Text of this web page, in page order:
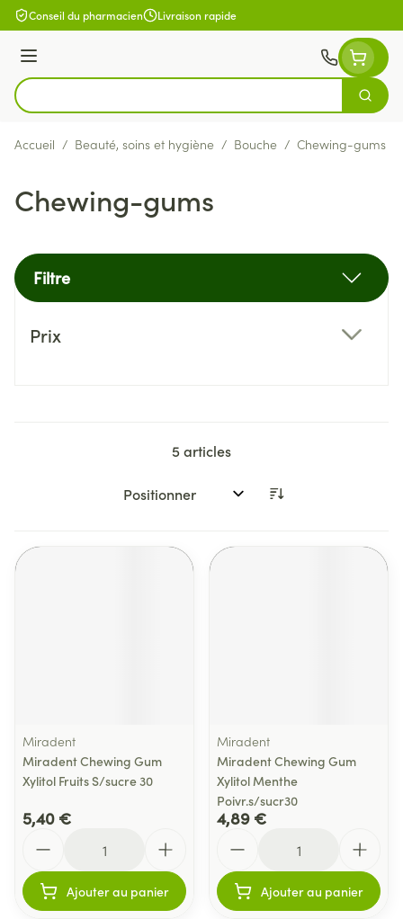
Aller au contenu
Conseil du pharmacien Livraison rapide
Menu
Rechercher
Accueil / Beauté, soins et hygiène / Bouche / Chewing-gums
Chewing-gums
Filtre
Prix
5articles
Trier par:
Miradent
Miradent Chewing Gum
Xylitol Fruits S/sucre 30
5,40 €
Ajouter au panier
Miradent
Miradent Chewing Gum
Xylitol Menthe
Poivr.s/sucr30
4,89 €
Ajouter au panier